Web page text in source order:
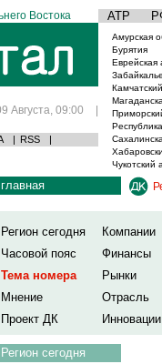
Востока АТР
Августа, 09:00 |
| RSS |
Амурская
Бурятия
Еврейская
Чукотский
главная
Регион сегодня
Компании
Часовой пояс
Финансы
Тема номера
Рынки
Мнение
Отрасль
Проект ДК
Инновации
Регион сегодня